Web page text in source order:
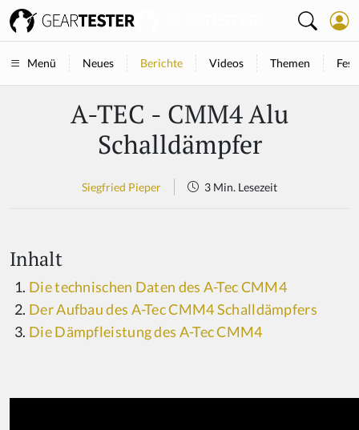
Menü Neues Berichte Videos Themen
A-TEC - CMM4 Alu
Schalldämpfer
Siegfried Pieper 3 Min. Lesezeit
Inhalt
Die technischen Daten des A-Tec CMM4
Der Aufbau des A-Tec CMM4 Schalldämpfers
Die Dämpfleistung des A-Tec CMM4